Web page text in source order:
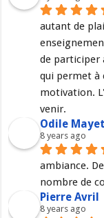
autant de
de participer
qui permet à
motivation.
venir.
Odile Mayet
8 years ago
ambiance.
nombre de
Pierre Avril
8 years ago